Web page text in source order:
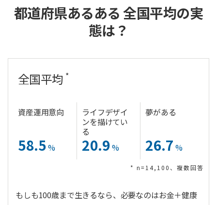
都道府県あるある 全国平均の実
態は？
全国平均 *
資産運用意向
ライフデザイ
ンを描けてい
る
夢がある
58.5% 20.9% 26.7 %
* n=14,100、複数回答
もしも100歳まで生きるなら、必要なのはお金＋健康